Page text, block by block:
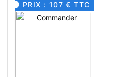
PRIX : 107 € TTC